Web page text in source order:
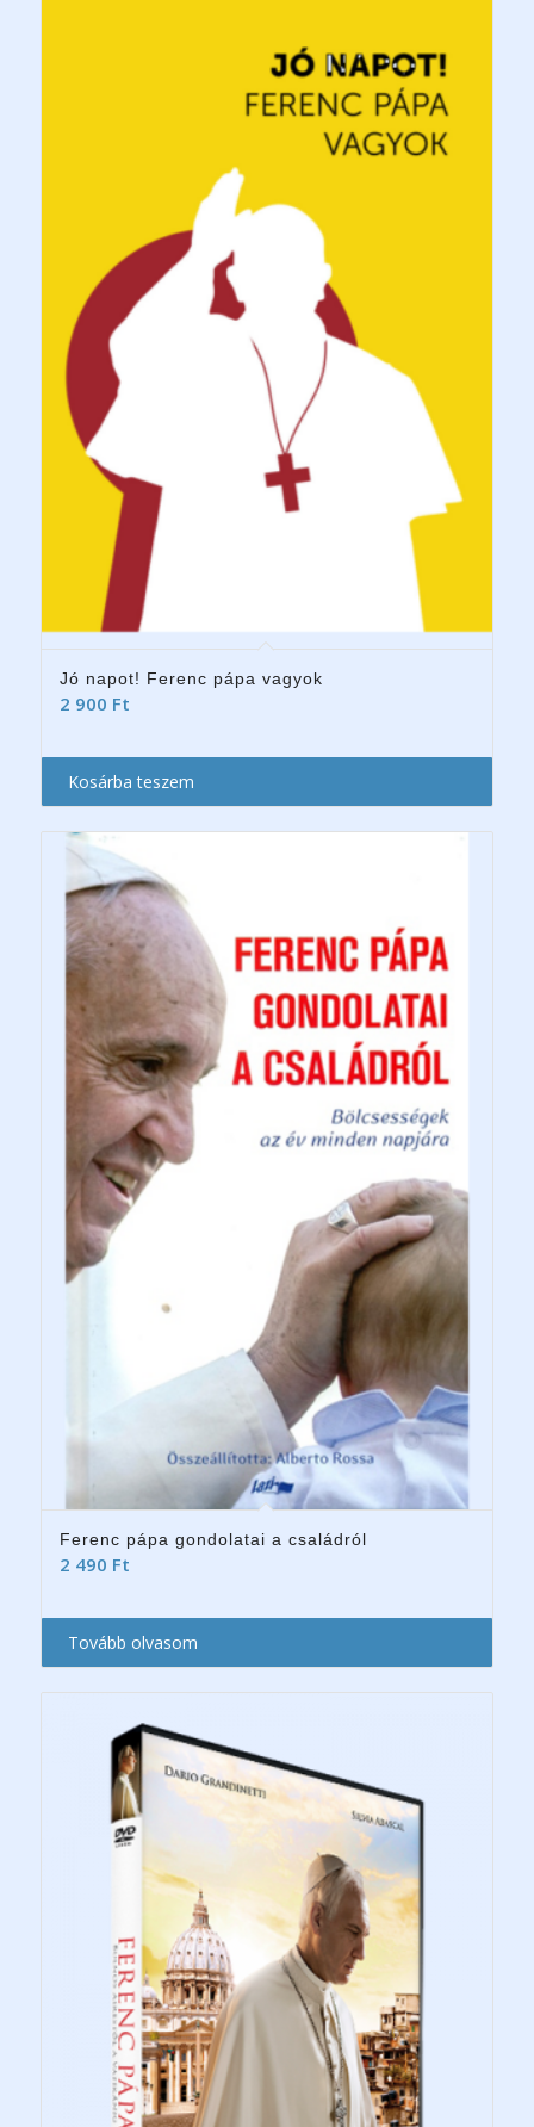
Jó napot! Ferenc pápa vagyok
2 900 Ft
Kosárba teszem
Ferenc pápa gondolatai a családról
2 490 Ft
Tovább olvasom